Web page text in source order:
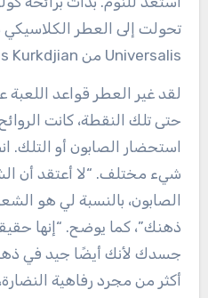
Universalis من Francis Kurkdjian.
حتى تلك النقطة، كانت
شيء مختلف. “لا أعتقد أن
الصابون، بالنسبة لي هو
ذهنك”، كما يوضح. “إنها
جسدك لأنك أيضًا جيد في
أكثر من مجرد رفاهية